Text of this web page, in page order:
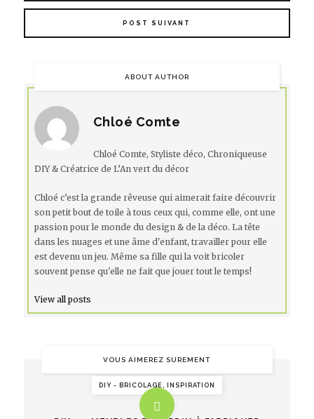
POST SUIVANT
ABOUT AUTHOR
Chloé Comte
Chloé Comte, Styliste déco, Chroniqueuse
DIY & Créatrice de L’An vert du décor
Chloé c’est la grande rêveuse qui aimerait faire découvrir
son petit bout de toile à tous ceux qui, comme elle, ont une
passion pour le monde du design & de la déco. La tête
dans les nuages et une âme d'enfant, travailler pour elle
est devenu un jeu. Même sa fille qui la voit bricoler
souvent pense qu'elle ne fait que jouer tout le temps!
View all posts
VOUS AIMEREZ SUREMENT
DIY - BRICOLAGE, INSPIRATION